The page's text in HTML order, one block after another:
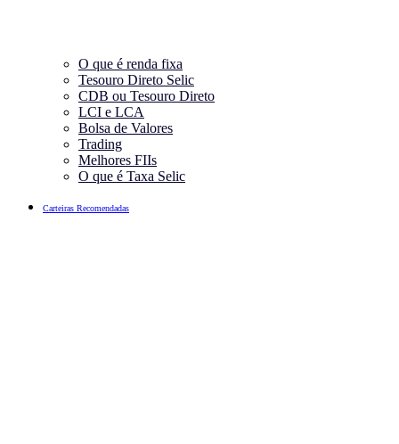
O que é renda fixa
Tesouro Direto Selic
CDB ou Tesouro Direto
LCI e LCA
Bolsa de Valores
Trading
Melhores FIIs
O que é Taxa Selic
Carteiras Recomendadas